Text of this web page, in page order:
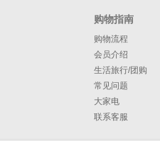
购物指南
购物流程
会员介绍
生活旅行/团购
常见问题
大家电
联系客服